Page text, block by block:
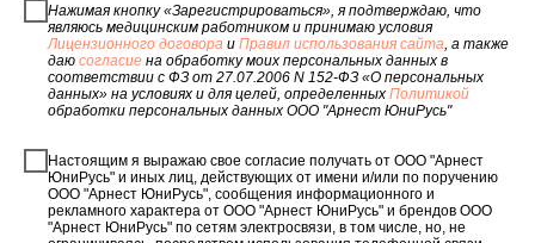
Нажимая кнопку «Зарегистрироваться», я подтверждаю, что
являюсь медицинским работником и принимаю условия
Лицензионного договора и Правил использования сайта , а также
даю согласие на обработку моих персональных данных в
соответствии с ФЗ от 27.07.2006 N 152-ФЗ «О персональных
данных» на условиях и для целей, определенных Политикой
обработки персональных данных ООО "Арнест ЮниРусь"
Настоящим я выражаю свое согласие получать от ООО "Арнест
ЮниРусь" и иных лиц, действующих от имени и/или по поручению
ООО "Арнест ЮниРусь", сообщения информационного и
рекламного характера от ООО "Арнест ЮниРусь" и брендов ООО
"Арнест ЮниРусь" по сетям электросвязи, в том числе, но, не